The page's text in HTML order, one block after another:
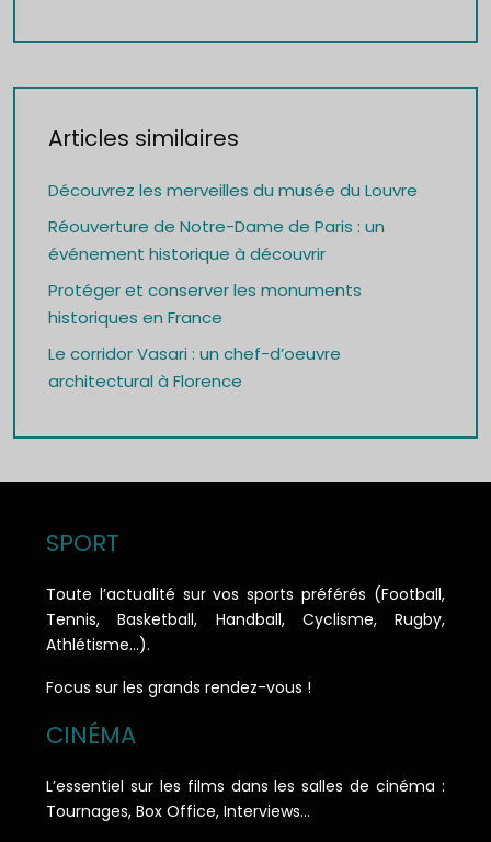
Articles similaires
Découvrez les merveilles du musée du Louvre
Réouverture de Notre-Dame de Paris : un
événement historique à découvrir
Protéger et conserver les monuments
historiques en France
Le corridor Vasari : un chef-d’oeuvre
architectural à Florence
SPORT
Toute l’actualité sur vos sports préférés (Football,
Tennis, Basketball, Handball, Cyclisme, Rugby,
Athlétisme…).
Focus sur les grands rendez-vous !
CINÉMA
L’essentiel sur les films dans les salles de cinéma :
Tournages, Box Office, Interviews…